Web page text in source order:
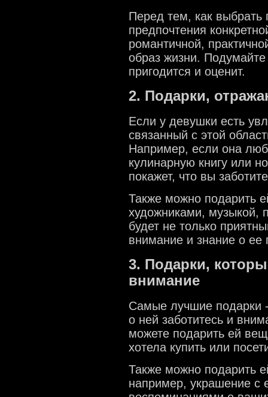
Перед тем, как выбрать
предпочтения
романтичной,
образ жизни.
пригодится и оценит.
2. Подарки,
Если у девушки есть
связанный с этой
Например, если она
кулинарную книгу или
покажет, что вы
Также можно подарить
художниками, музыкой,
будет не только
внимание и знание о ее
3. Подарки,
внимание
Самые лучшие подарки
о ней заботитесь и
можете подарить ей
хотела купить или
Также можно подарить
например, украшение с